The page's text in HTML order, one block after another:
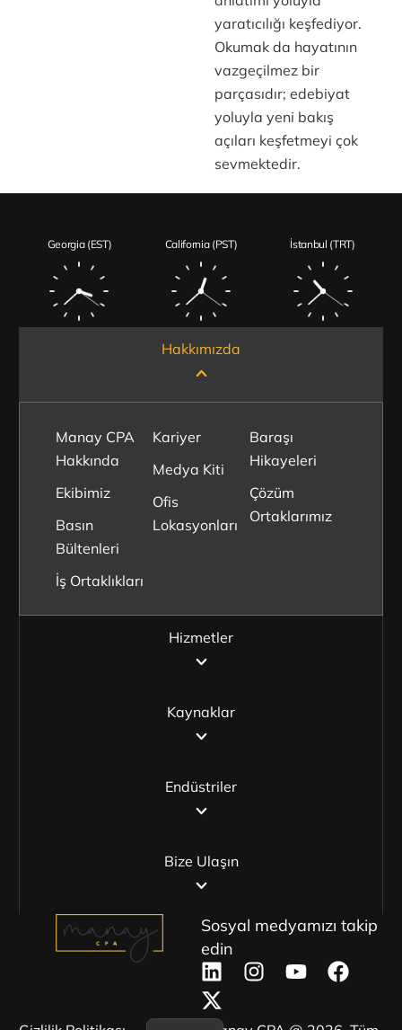
yaratıcılığı keşfediyor.
Okumak da hayatının
vazgeçilmez bir
parçasıdır; edebiyat
yoluyla yeni bakış
açıları keşfetmeyi çok
sevmektedir.
Georgia (EST) California (PST) İstanbul (TRT)
Hakkımızda
Hizmetler
Kaynaklar
Endüstriler
Bize Ulaşın
Manay CPA
Hakkında
Ekibimiz
Basın
Bültenleri
İş Ortaklıkları
Kariyer
Medya Kiti
Ofis
Lokasyonları
Baraşı
Hikayeleri
Çözüm
Ortaklarımız
Sosyal medyamızı takip
edin